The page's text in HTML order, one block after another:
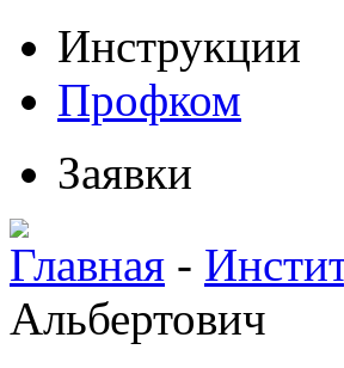
Инструкции
Профком
Заявки
Главная -
Альбертович